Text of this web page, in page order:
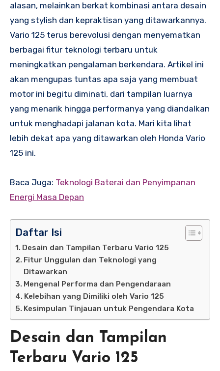
alasan, melainkan berkat kombinasi antara desain
yang stylish dan kepraktisan yang ditawarkannya.
Vario 125 terus berevolusi dengan menyematkan
berbagai fitur teknologi terbaru untuk
meningkatkan pengalaman berkendara. Artikel ini
akan mengupas tuntas apa saja yang membuat
motor ini begitu diminati, dari tampilan luarnya
yang menarik hingga performanya yang diandalkan
untuk menghadapi jalanan kota. Mari kita lihat
lebih dekat apa yang ditawarkan oleh Honda Vario
125 ini.
Baca Juga: Teknologi Baterai dan Penyimpanan
Energi Masa Depan
Daftar Isi
Desain dan Tampilan Terbaru Vario 125
Fitur Unggulan dan Teknologi yang
Ditawarkan
Mengenal Performa dan Pengendaraan
Kelebihan yang Dimiliki oleh Vario 125
Kesimpulan Tinjauan untuk Pengendara Kota
Desain dan Tampilan
Terbaru Vario 125